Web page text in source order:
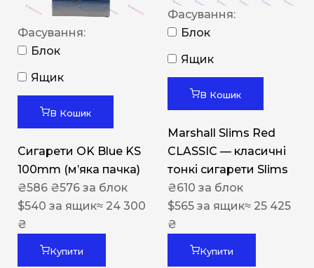
Фасування:
Блок
Ящик
В Кошик
Сигарети OK Blue KS
100mm (м’яка пачка)
₴586 ₴576 за блок
$540 за ящик≈ 24 300
₴
Купити
Фасування:
Блок
Ящик
В Кошик
Marshall Slims Red
CLASSIC — класичні
тонкі сигарети Slims
₴610 за блок
$565 за ящик≈ 25 425
₴
Купити